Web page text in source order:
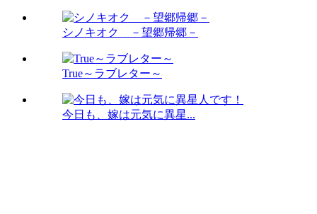
シノキオク －望郷帰郷－
True～ラブレター～
今日も、嫁は元気に異星...